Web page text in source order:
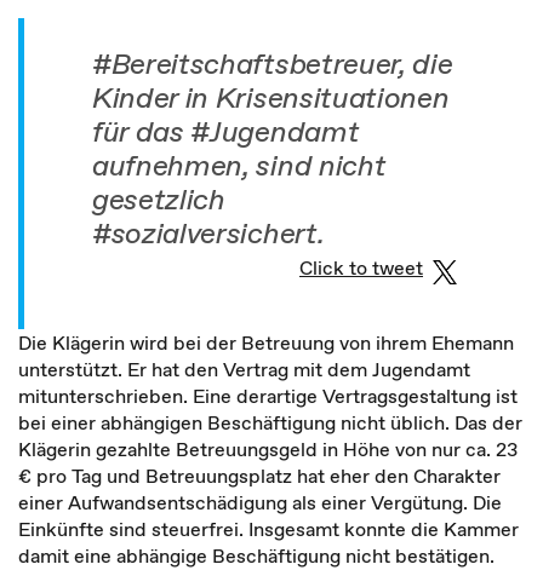
#Bereitschaftsbetreuer, die
Kinder in Krisensituationen
für das #Jugendamt
aufnehmen, sind nicht
gesetzlich
#sozialversichert.
Click to tweet
Die Klägerin wird bei der Betreuung von ihrem Ehemann
unterstützt. Er hat den Vertrag mit dem Jugendamt
mitunterschrieben. Eine derartige Vertragsgestaltung ist
bei einer abhängigen Beschäftigung nicht üblich. Das der
Klägerin gezahlte Betreuungsgeld in Höhe von nur ca. 23
€ pro Tag und Betreuungsplatz hat eher den Charakter
einer Aufwandsentschädigung als einer Vergütung. Die
Einkünfte sind steuerfrei. Insgesamt konnte die Kammer
damit eine abhängige Beschäftigung nicht bestätigen.